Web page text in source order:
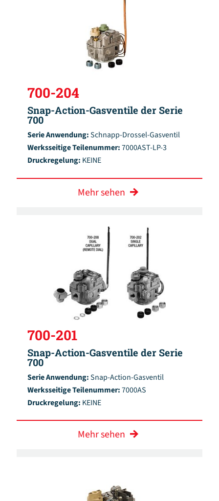
700-204
Snap-Action-Gasventile der Serie
700
Serie Anwendung:Schnapp-Drossel-Gasventil
Werksseitige Teilenummer:7000AST-LP-3
Druckregelung: KEINE
Mehr sehen
700-201
Snap-Action-Gasventile der Serie
700
Serie Anwendung:Snap-Action-Gasventil
Werksseitige Teilenummer:7000AS
Druckregelung: KEINE
Mehr sehen